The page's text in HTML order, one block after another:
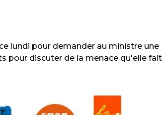
lundi pour demander au ministre une
pour discuter de la menace qu'elle fait